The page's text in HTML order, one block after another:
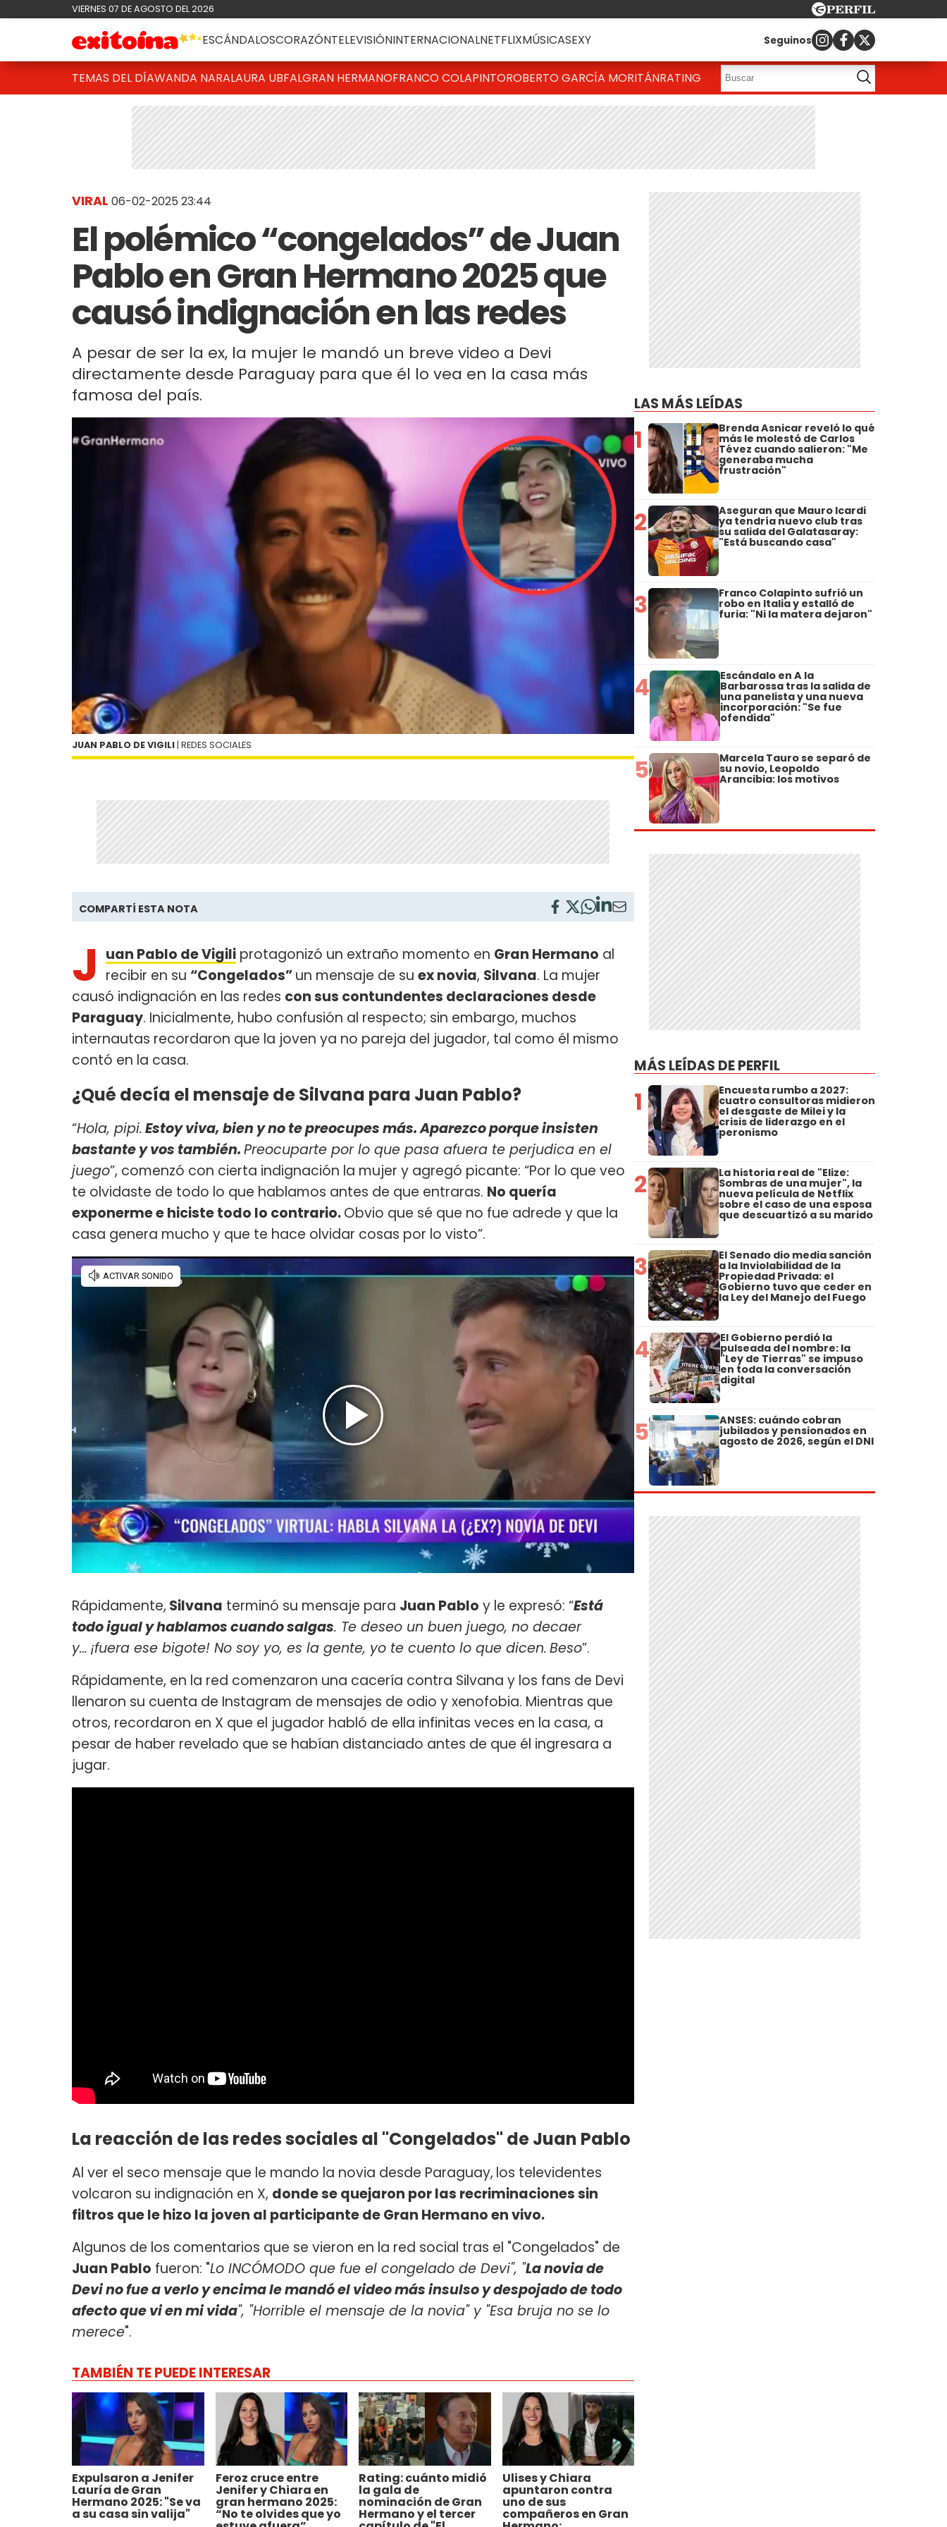
VIERNES 07 DE AGOSTO DEL 2026
ESCÁNDALOSCORAZÓNTELEVISIÓNINTERNACIONALNETFLIXMÚSICASEXY Seguinos
TEMAS DEL DÍAWANDA NARALAURA UBFALGRAN HERMANOFRANCO COLAPINTOROBERTO GARCÍA MORITÁNRATING
VIRAL 06-02-2025 23:44
El polémico “congelados” de Juan
Pablo en Gran Hermano 2025 que
causó indignación en las redes
A pesar de ser la ex, la mujer le mandó un breve video a Devi
directamente desde Paraguay para que él lo vea en la casa más
famosa del país.
JUAN PABLO DE VIGILI | REDES SOCIALES
COMPARTÍ ESTA NOTA
J uan Pablo de Vigili protagonizó un extraño momento en Gran Hermano al
recibir en su “Congelados”un mensaje de su ex novia, Silvana. La mujer
causó indignación en las redes con sus contundentes declaraciones desde
Paraguay. Inicialmente, hubo confusión al respecto; sin embargo, muchos
internautas recordaron que la joven ya no pareja del jugador, tal como él mismo
contó en la casa.
¿Qué decía el mensaje de Silvana para Juan Pablo?
“Hola, pipi.Estoy viva, bien y no te preocupes más. Aparezco porque insisten
bastante y vos también.Preocuparte por lo que pasa afuera te perjudica en el
juego”, comenzó con cierta indignación la mujer y agregó picante: “Por lo que veo
te olvidaste de todo lo que hablamos antes de que entraras. No quería
exponerme e hiciste todo lo contrario.Obvio que sé que no fue adrede y que la
casa genera mucho y que te hace olvidar cosas por lo visto”.
Rápidamente, Silvana terminó su mensaje para Juan Pablo y le expresó: “Está
todo igual y hablamos cuando salgas. Te deseo un buen juego, no decaer
y… ¡fuera ese bigote! No soy yo, es la gente, yo te cuento lo que dicen.Beso”.
Rápidamente, en la red comenzaron una cacería contra Silvana y los fans de Devi
llenaron su cuenta de Instagram de mensajes de odio y xenofobia. Mientras que
otros, recordaron en X que el jugador habló de ella infinitas veces en la casa, a
pesar de haber revelado que se habían distanciado antes de que él ingresara a
jugar.
La reacción de las redes sociales al "Congelados" de Juan Pablo
Al ver el seco mensaje que le mando la novia desde Paraguay, los televidentes
volcaron su indignación en X, donde se quejaron por las recriminaciones sin
filtros que le hizo la joven al participante de Gran Hermano en vivo.
Algunos de los comentarios que se vieron en la red social tras el "Congelados" de
Juan Pablo fueron: "Lo INCÓMODO que fue el congelado de Devi", "La novia de
Devi no fue a verlo y encima le mandó el video más insulso y despojado de todo
afecto que vi en mi vida", "Horrible el mensaje de la novia" y "Esa bruja no se lo
merece".
TAMBIÉN TE PUEDE INTERESAR
Expulsaron a Jenifer
Lauría de Gran
Hermano 2025: "Se va
a su casa sin valija"
Feroz cruce entre
Jenifer y Chiara en
gran hermano 2025:
“No te olvides que yo
Rating: cuánto midió
la gala de
nominación de Gran
Hermano y el tercer
Ulises y Chiara
apuntaron contra
uno de sus
compañeros en Gran
LAS MÁS LEÍDAS
1 Brenda Asnicar reveló lo qué
más le molestó de Carlos
Tévez cuando salieron: "Me
generaba mucha
frustración"
2 Aseguran que Mauro Icardi
ya tendría nuevo club tras
su salida del Galatasaray:
"Está buscando casa"
3 Franco Colapinto sufrió un
robo en Italia y estalló de
furia: "Ni la matera dejaron"
4 Escándalo en A la
Barbarossa tras la salida de
una panelista y una nueva
incorporación: "Se fue
ofendida"
5 Marcela Tauro se separó de
su novio, Leopoldo
Arancibia: los motivos
MÁS LEÍDAS DE PERFIL
1 Encuesta rumbo a 2027:
cuatro consultoras midieron
el desgaste de Milei y la
crisis de liderazgo en el
peronismo
2 La historia real de "Elize:
Sombras de una mujer", la
nueva película de Netflix
sobre el caso de una esposa
que descuartizó a su marido
3 El Senado dio media sanción
a la Inviolabilidad de la
Propiedad Privada: el
Gobierno tuvo que ceder en
la Ley del Manejo del Fuego
4 El Gobierno perdió la
pulseada del nombre: la
"Ley de Tierras" se impuso
en toda la conversación
digital
5 ANSES: cuándo cobran
jubilados y pensionados en
agosto de 2026, según el DNI